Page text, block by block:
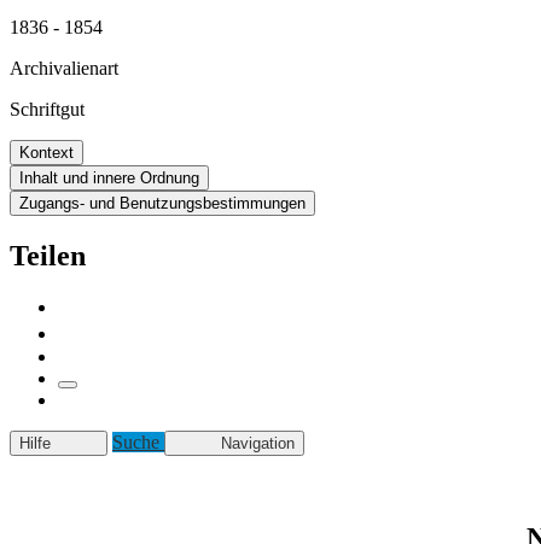
1836 - 1854
Archivalienart
Schriftgut
Kontext
Inhalt und innere Ordnung
Zugangs- und Benutzungsbestimmungen
Teilen
Hilfe Suche Navigation